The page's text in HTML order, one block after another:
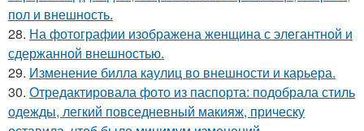
пол и внешность.
28. На фотографии изображена женщина с элегантной и
сдержанной внешностью.
29. Изменение билла каулиц во внешности и карьера.
30. Отредактировала фото из паспорта: подобрала стиль
одежды, легкий повседневный макияж, прическу